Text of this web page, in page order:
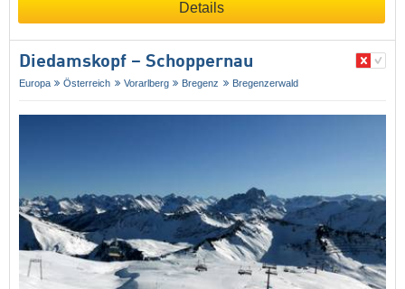
Details
Diedamskopf – Schoppernau
Europa Österreich Vorarlberg Bregenz Bregenzerwald